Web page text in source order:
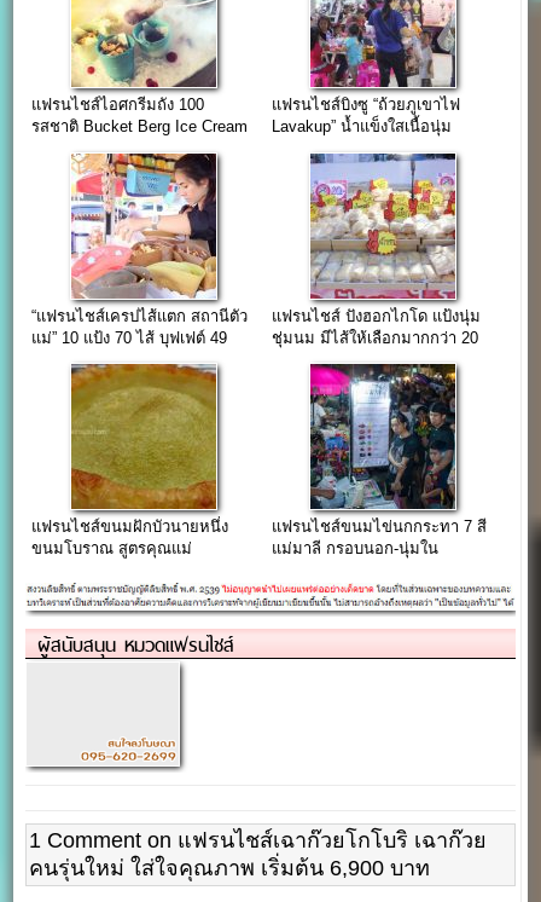
แฟรนไชส์ไอศกรีมถัง 100
รสชาติ Bucket Berg Ice Cream
แฟรนไชส์บิงซู “ถ้วยภูเขาไฟ
Lavakup” น้ำแข็งใสเนื้อนุ่ม
“แฟรนไชส์เครปไส้แตก สถานีตัว
แม่” 10 แป้ง 70 ไส้ บุฟเฟต์ 49
แฟรนไชส์ ปังฮอกไกโด แป้งนุ่ม
ชุ่มนม มีไส้ให้เลือกมากกว่า 20
แฟรนไชส์ขนมฝักบัวนายหนึ่ง
ขนมโบราณ สูตรคุณแม่
แฟรนไชส์ขนมไข่นกกระทา 7 สี
แม่มาลี กรอบนอก-นุ่มใน
ผู้สนับสนุน หมวดแฟรนไชส์
1 Comment on แฟรนไชส์เฉาก๊วยโกโบริ เฉาก๊วย
คนรุ่นใหม่ ใส่ใจคุณภาพ เริ่มต้น 6,900 บาท